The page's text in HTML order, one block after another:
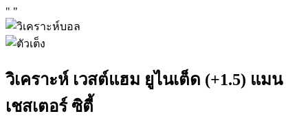
" "
วิเคราะห์ เวสต์แฮม ยูไนเต็ด (+1.5) แมน
เชสเตอร์ ซิตี้